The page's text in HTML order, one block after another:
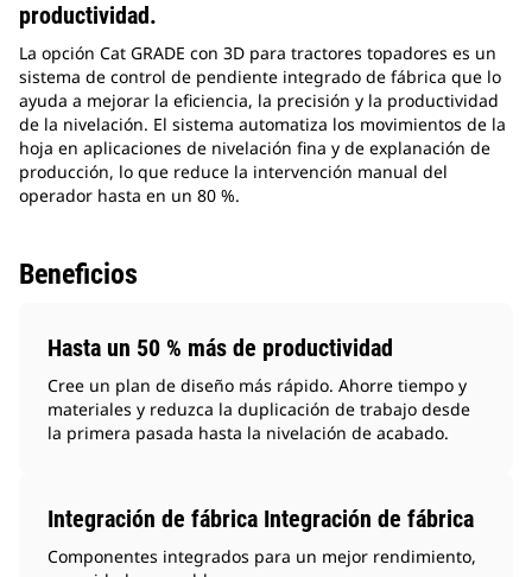
productividad.
La opción Cat GRADE con 3D para tractores topadores es un
sistema de control de pendiente integrado de fábrica que lo
ayuda a mejorar la eficiencia, la precisión y la productividad
de la nivelación. El sistema automatiza los movimientos de la
hoja en aplicaciones de nivelación fina y de explanación de
producción, lo que reduce la intervención manual del
operador hasta en un 80 %.
Beneficios
Hasta un 50 % más de productividad
Cree un plan de diseño más rápido. Ahorre tiempo y
materiales y reduzca la duplicación de trabajo desde
la primera pasada hasta la nivelación de acabado.
Integración de fábrica Integración de fábrica
Componentes integrados para un mejor rendimiento,